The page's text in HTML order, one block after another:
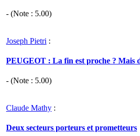
- (Note : 5.00)
Joseph Pietri :
PEUGEOT : La fin est proche ? Mais
- (Note : 5.00)
Claude Mathy :
Deux secteurs porteurs et prometteurs